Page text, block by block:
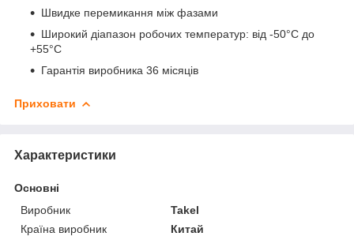
Швидке перемикання між фазами
Широкий діапазон робочих температур: від -50°C до
+55°C
Гарантія виробника 36 місяців
Приховати
Характеристики
Основні
Виробник
Takel
Країна виробник
Китай